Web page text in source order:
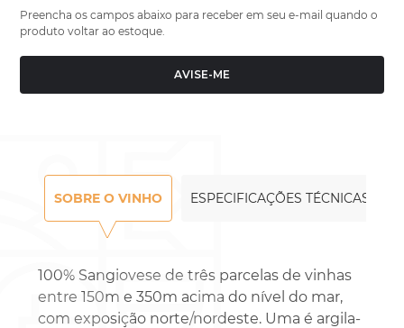
Preencha os campos abaixo para receber em seu e-mail quando o
produto voltar ao estoque.
AVISE-ME
SOBRE O VINHO ESPECIFICAÇÕES TÉCNICAS
100% Sangiovese de três parcelas de vinhas
entre 150m e 350m acima do nível do mar,
com exposição norte/nordeste. Uma é argila-